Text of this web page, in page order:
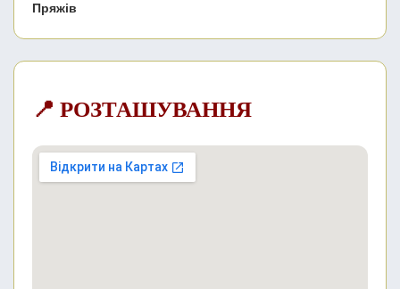
Пряжів
📍 РОЗТАШУВАННЯ